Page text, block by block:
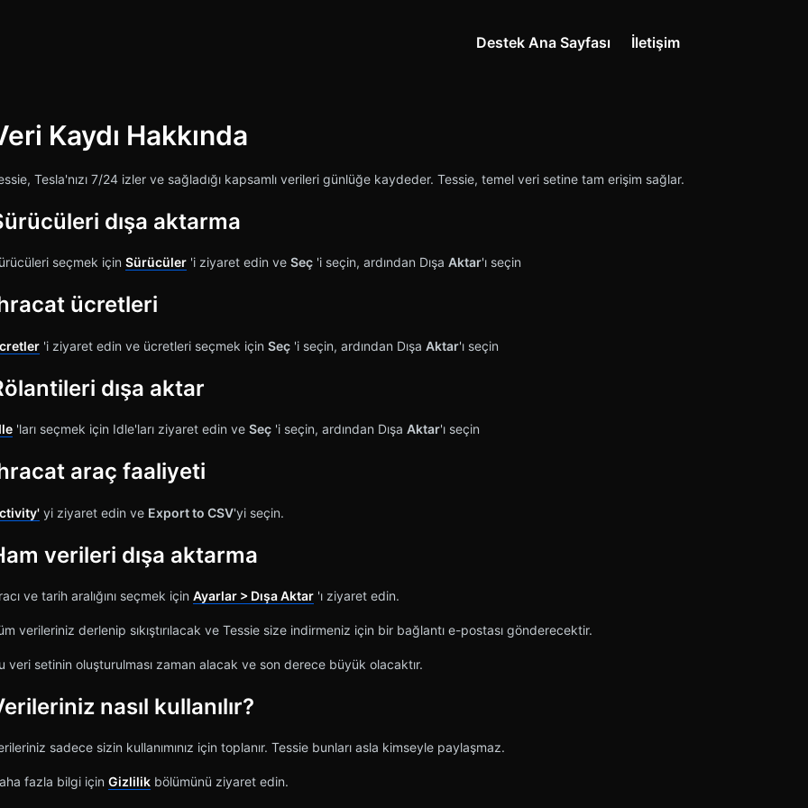
Destek Ana Sayfası İletişim
Kaydı Hakkında
Tesla'nızı 7/24 izler ve sağladığı kapsamlı verileri günlüğe kaydeder. Tessie, temel veri setine tam erişim sağlar.
dışa aktarma
seçmek için Sürücüler'i ziyaret edin ve Seç'i seçin, ardından Dışa Aktar'ı seçin
ücretleri
'i ziyaret edin ve ücretleri seçmek için Seç'i seçin, ardından Dışa Aktar'ı seçin
dışa aktar
'ları seçmek için Idle'ları ziyaret edin ve Seç'i seçin, ardından Dışa Aktar'ı seçin
araç faaliyeti
yi ziyaret edin ve Export to CSV'yi seçin.
verileri dışa aktarma
ve tarih aralığını seçmek için Ayarlar > Dışa Aktar'ı ziyaret edin.
verileriniz derlenip sıkıştırılacak ve Tessie size indirmeniz için bir bağlantı e-postası gönderecektir.
veri setinin oluşturulması zaman alacak ve son derece büyük olacaktır.
nasıl kullanılır?
sadece sizin kullanımınız için toplanır. Tessie bunları asla kimseyle paylaşmaz.
fazla bilgi için Gizlilikbölümünü ziyaret edin.